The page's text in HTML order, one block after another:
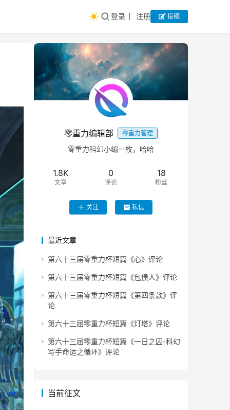
登录 注册 投稿
零重力编辑部 零重力管理
零重力科幻小编一枚，哈哈
1.8K
文章
0
评论
18
粉丝
关注 私信
最近文章
第六十三届零重力杯短篇《心》评论
第六十三届零重力杯短篇《包债人》评论
第六十三届零重力杯短篇《第四条款》评
论
第六十三届零重力杯短篇《灯塔》评论
第六十三届零重力杯短篇《一日之囚-科幻
写手命运之循环》评论
当前征文